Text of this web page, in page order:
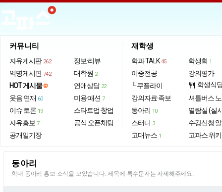
커뮤니티
자유게시판 262
익명게시판 742
HOT 게시물
웃음·연재 60
이슈·토론 19
자유홍보 7
공개일기장
정보·리뷰
대학원 2
연애상담 22
미용·패션 7
스타트업·창업
공식 오픈채팅
재학생
학과 TALK 45
이중전공
└ 쿠플라이
강의자료·족보
동아리 10
스터디 3
고대뉴스 1
학생회 1
강의평가
restaurant 학생식
셔틀버스
열람실 (실
수강신청
고파스 위키
동아리
학내 동아리 홍보 소식을 모았습니다. 제목에 특수문자는 자제해주세요.